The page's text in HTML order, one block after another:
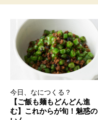
今日、なにつくる？
【ご飯も麺もどんどん進
む】これからが旬！魅惑の